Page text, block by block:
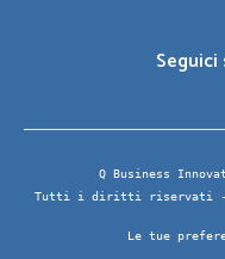
Seguici
Q Business
Tutti i diritti riservati
Le tue